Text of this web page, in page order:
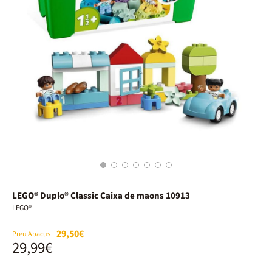
1 2 3 4 5 6 7
LEGO® Duplo® Classic Caixa de maons 10913
LEGO®
Preu Abacus 29,50€
29,99€